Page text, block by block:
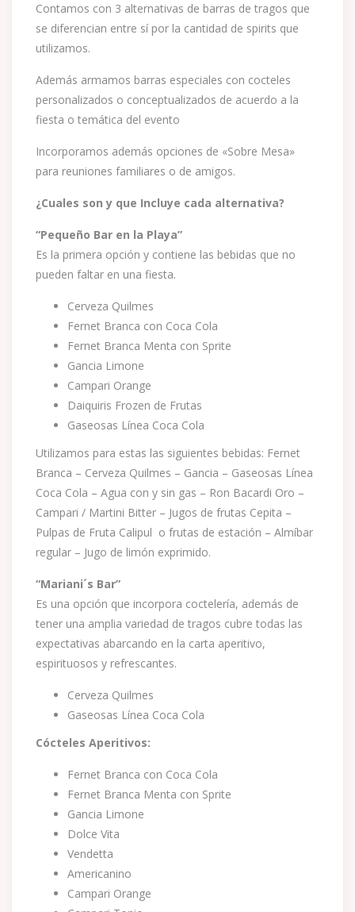
Contamos con 3 alternativas de barras de tragos que
se diferencian entre sí por la cantidad de spirits que
utilizamos.
Además armamos barras especiales con cocteles
personalizados o conceptualizados de acuerdo a la
fiesta o temática del evento
Incorporamos además opciones de «Sobre Mesa»
para reuniones familiares o de amigos.
¿Cuales son y que Incluye cada alternativa?
“Pequeño Bar en la Playa”
Es la primera opción y contiene las bebidas que no
pueden faltar en una fiesta.
Cerveza Quilmes
Fernet Branca con Coca Cola
Fernet Branca Menta con Sprite
Gancia Limone
Campari Orange
Daiquiris Frozen de Frutas
Gaseosas Línea Coca Cola
Utilizamos para estas las siguientes bebidas: Fernet
Branca – Cerveza Quilmes – Gancia – Gaseosas Línea
Coca Cola – Agua con y sin gas – Ron Bacardi Oro –
Campari / Martini Bitter – Jugos de frutas Cepita –
Pulpas de Fruta Calipul o frutas de estación – Almíbar
regular – Jugo de limón exprimido.
“Mariani´s Bar”
Es una opción que incorpora coctelería, además de
tener una amplia variedad de tragos cubre todas las
expectativas abarcando en la carta aperitivo,
espirituosos y refrescantes.
Cerveza Quilmes
Gaseosas Línea Coca Cola
Cócteles Aperitivos:
Fernet Branca con Coca Cola
Fernet Branca Menta con Sprite
Gancia Limone
Dolce Vita
Vendetta
Americanino
Campari Orange